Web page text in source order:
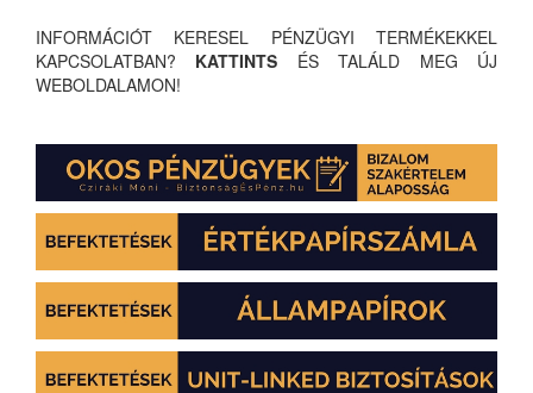
INFORMÁCIÓT KERESEL PÉNZÜGYI TERMÉKEKKEL
KAPCSOLATBAN? KATTINTS ÉS TALÁLD MEG ÚJ
WEBOLDALAMON!